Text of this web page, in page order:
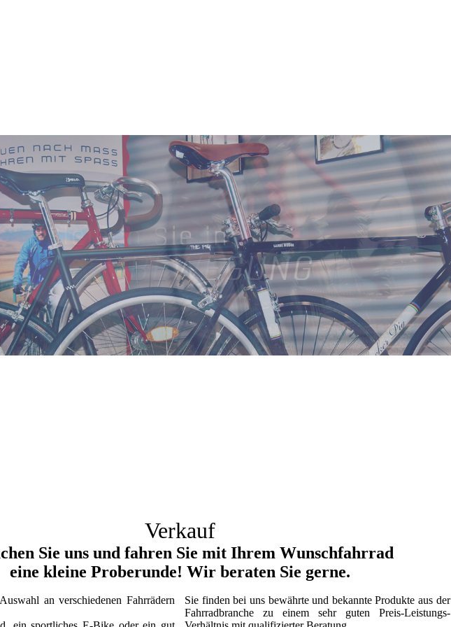
Verkauf
Sie uns und fahren Sie mit Ihrem Wunschfahrrad
eine kleine Proberunde! Wir beraten Sie gerne.
an verschiedenen Fahrrädern
Sie finden bei uns bewährte und bekannte Produkte aus der
Fahrradbranche zu einem sehr guten Preis-Leistungs-